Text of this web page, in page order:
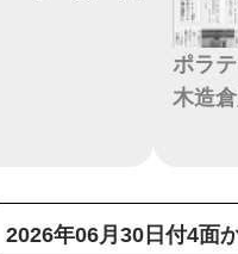
ポラ
木造
2026年06月30日付4面